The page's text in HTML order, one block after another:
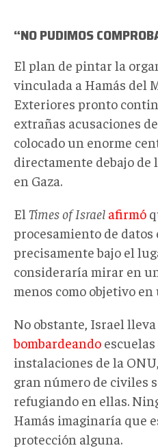
“NO PUDIMOS
El plan de pintar la
vinculada a Hamás del
Exteriores pronto
extrañas acusaciones
colocado un enorme
directamente debajo de
en Gaza.
El Times of Israel afirmó
procesamiento de datos
precisamente bajo el
consideraría mirar en
menos como objetivo en
No obstante, Israel lleva
bombardeando
instalaciones de la
gran número de civiles
refugiando en ellas.
Hamás imaginaría que
protección alguna.